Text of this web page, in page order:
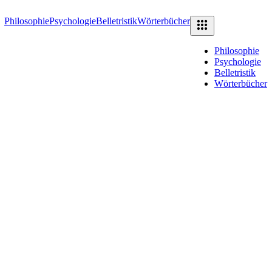
PhilosophiePsychologieBelletristikWörterbücher
Philosophie
Psychologie
Belletristik
Wörterbücher